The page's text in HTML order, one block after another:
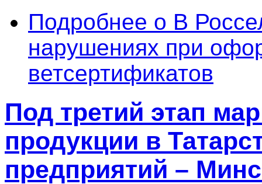
Подробнее о В
нарушениях при
ветсертификатов
Под третий этап
продукции в
предприятий –